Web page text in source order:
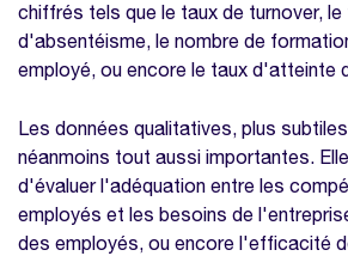
Mesure de l'efficacité de la
compétences : le rôle de la
compétences
FAQ
Quels sont les indicateurs
évaluer la gestion des
chiffrés tels que le taux de turnover, le
d'absentéisme, le nombre de
employé, ou encore le taux d'atteinte
Les données qualitatives, plus
néanmoins tout aussi importantes.
d'évaluer l'adéquation entre les
employés et les besoins de
des employés, ou encore l'efficacité